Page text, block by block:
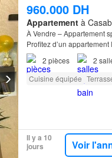
960.000 DH
Appartementà
À Vendre – Appartement
Profitez d’un
2 voisins) Quartier:
2 pièces 2
Cuisine équipée
Il y a 10
jours
Voir